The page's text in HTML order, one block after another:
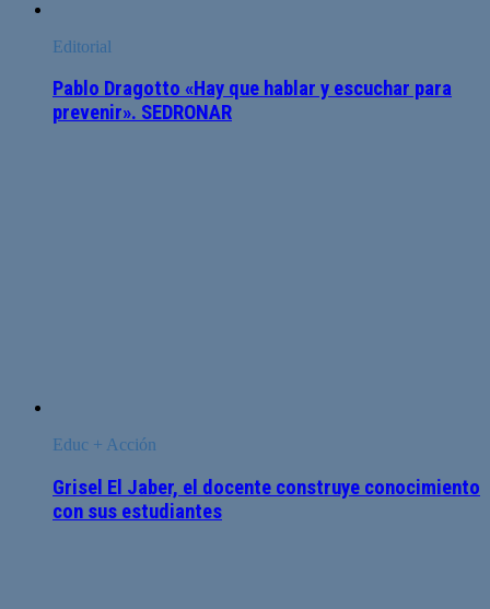
Editorial
Pablo Dragotto «Hay que hablar y escuchar para
prevenir». SEDRONAR
Educ + Acción
Grisel El Jaber, el docente construye conocimiento
con sus estudiantes